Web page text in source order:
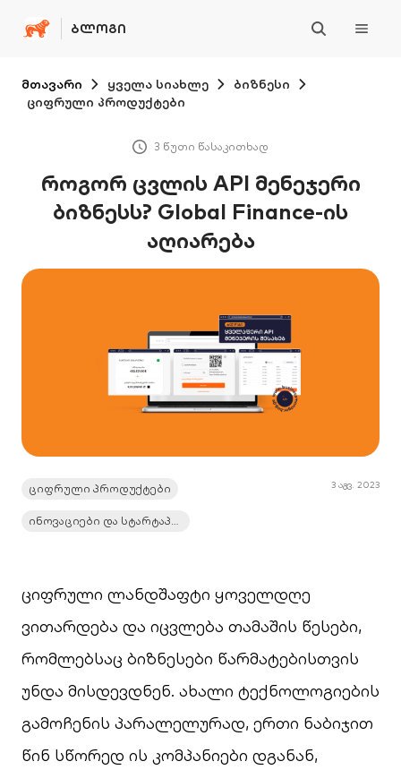
ᲑᲚᲝᲒᲘ
მთავარი ყველა სიახლე
ბიზნესი
ციფრული პროდუქტები
3 წუთი წასაკითხად
როგორ ცვლის API მენეჯერი
ბიზნესს? Global Finance-ის
აღიარება
ციფრული პროდუქტები
ინოვაციები და სტარტაპები
3 აგვ. 2023
ციფრული ლანდშაფტი ყოველდღე
ვითარდება და იცვლება თამაშის წესები,
რომლებსაც ბიზნესები წარმატებისთვის
უნდა მისდევდნენ. ახალი ტექნოლოგიების
გამოჩენის პარალელურად, ერთი ნაბიჯით
წინ სწორედ ის კომპანიები დგანან,